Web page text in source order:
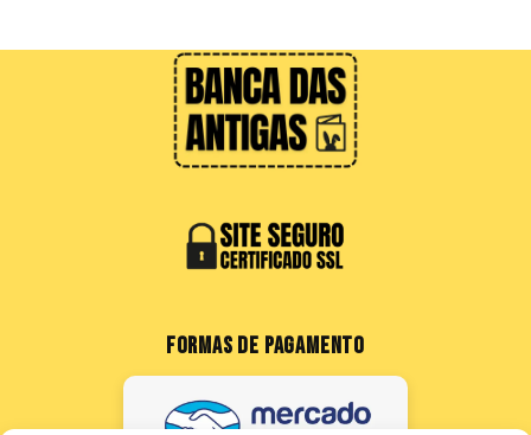
FORMAS DE PAGAMENTO